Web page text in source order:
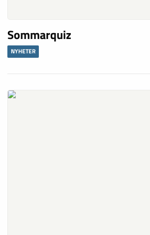
Sommarquiz
NYHETER